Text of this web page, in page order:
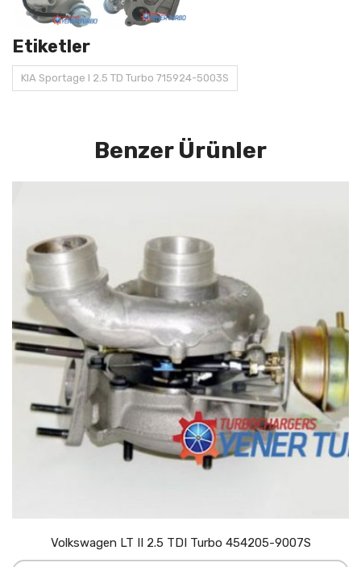
Etiketler
KIA Sportage I 2.5 TD Turbo 715924-5003S
Benzer Ürünler
Volkswagen LT II 2.5 TDI Turbo 454205-9007S